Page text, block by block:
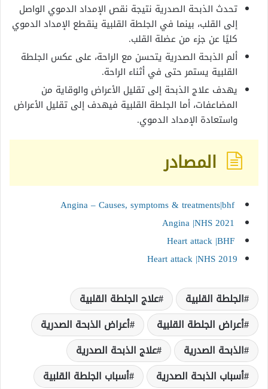
تحدث الذبحة الصدرية نتيجة نقص الإمداد الدموي الواصل
إلى القلب، بينما في الجلطة القلبية ينقطع الإمداد الدموي
كليًا عن جزء من عضلة القلب.
ألم الذبحة الصدرية يتحسن مع الراحة، على عكس الجلطة
القلبية يستمر حتى في أثناء الراحة.
يهدف علاج الذبحة إلى تقليل الأعراض والوقاية من
المضاعفات، أما الجلطة القلبية فيهدف إلى تقليل الأعراض
واستعادة الإمداد الدموي.
المصادر
Angina – Causes, symptoms & treatments|bhf
Angina |NHS 2021
Heart attack |BHF
Heart attack |NHS 2019
الجلطة القلبية
علاج الجلطة القلبية
أعراض الجلطة القلبية
أعراض الذبحة الصدرية
الذبحة الصدرية
علاج الذبحة الصدرية
أسباب الذبحة الصدرية
أسباب الجلطة القلبية